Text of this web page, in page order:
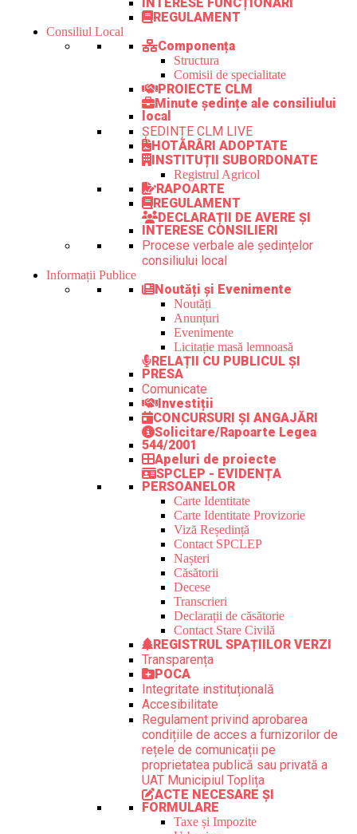
REGULAMENT
Consiliul Local
Componența
Structura
Comisii de specialitate
PROIECTE CLM
Minute ședințe ale consiliului
local
ȘEDINȚE CLM LIVE
HOTĂRÂRI ADOPTATE
INSTITUȚII SUBORDONATE
Registrul Agricol
RAPOARTE
REGULAMENT
DECLARAȚII DE AVERE ȘI
INTERESE CONSILIERI
Procese verbale ale ședințelor
consiliului local
Informații Publice
Noutăți și Evenimente
Noutăți
Anunțuri
Evenimente
Licitație masă lemnoasă
RELAȚII CU PUBLICUL ȘI
PRESA
Comunicate
Investiții
CONCURSURI ȘI ANGAJĂRI
Solicitare/Rapoarte Legea
544/2001
Apeluri de proiecte
SPCLEP - EVIDENȚA
PERSOANELOR
Carte Identitate
Carte Identitate Provizorie
Viză Reședință
Contact SPCLEP
Nașteri
Căsătorii
Decese
Transcrieri
Declarații de căsătorie
Contact Stare Civilă
REGISTRUL SPAȚIILOR VERZI
Transparența
POCA
Integritate instituțională
Accesibilitate
Regulament privind aprobarea
condițiile de acces a furnizorilor de
rețele de comunicații pe
proprietatea publică sau privată a
UAT Municipiul Toplița
ACTE NECESARE ȘI
FORMULARE
Taxe și Impozite